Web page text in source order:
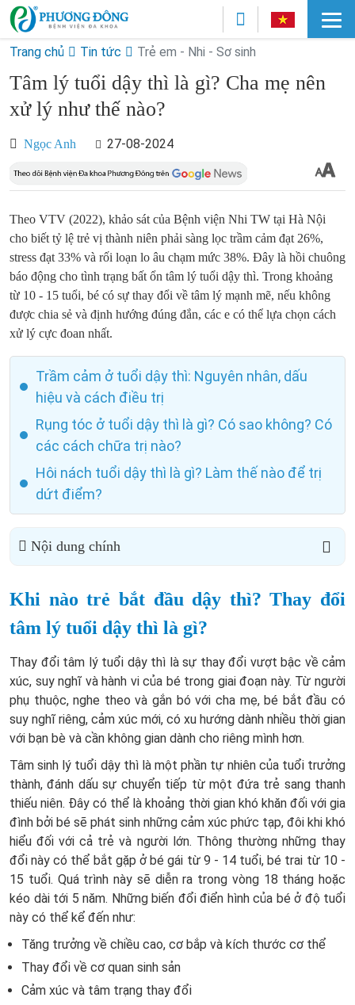
Trang chủ Tin tức Trẻ em - Nhi - Sơ sinh
Tâm lý tuổi dậy thì là gì? Cha mẹ nên
xử lý như thế nào?
Ngọc Anh 27-08-2024
Theo VTV (2022), khảo sát của Bệnh viện Nhi TW tại Hà Nội
cho biết tỷ lệ trẻ vị thành niên phải sàng lọc trầm cảm đạt 26%,
stress đạt 33% và rối loạn lo âu chạm mức 38%. Đây là hồi chuông
báo động cho tình trạng bất ổn tâm lý tuổi dậy thì. Trong khoảng
từ 10 - 15 tuổi, bé có sự thay đổi về tâm lý mạnh mẽ, nếu không
được chia sẻ và định hướng đúng đắn, các e có thể lựa chọn cách
xử lý cực đoan nhất.
Trầm cảm ở tuổi dậy thì: Nguyên nhân, dấu
hiệu và cách điều trị
Rụng tóc ở tuổi dậy thì là gì? Có sao không? Có
các cách chữa trị nào?
Hôi nách tuổi dậy thì là gì? Làm thế nào để trị
dứt điểm?
Nội dung chính
Khi nào trẻ bắt đầu dậy thì? Thay đổi
tâm lý tuổi dậy thì là gì?
Thay đổi tâm lý tuổi dậy thì là sự thay đổi vượt bậc về cảm
xúc, suy nghĩ và hành vi của bé trong giai đoạn này. Từ người
phụ thuộc, nghe theo và gắn bó với cha mẹ, bé bắt đầu có
suy nghĩ riêng, cảm xúc mới, có xu hướng dành nhiều thời gian
với bạn bè và cần không gian dành cho riêng mình hơn.
Tâm sinh lý tuổi dậy thì là một phần tự nhiên của tuổi trưởng
thành, đánh dấu sự chuyển tiếp từ một đứa trẻ sang thanh
thiếu niên. Đây có thể là khoảng thời gian khó khăn đối với gia
đình bởi bé sẽ phát sinh những cảm xúc phức tạp, đôi khi khó
hiểu đối với cả trẻ và người lớn. Thông thường những thay
đổi này có thể bắt gặp ở bé gái từ 9 - 14 tuổi, bé trai từ 10 -
15 tuổi. Quá trình này sẽ diễn ra trong vòng 18 tháng hoặc
kéo dài tới 5 năm. Những biến đổi điển hình của bé ở độ tuổi
này có thể kể đến như:
Tăng trưởng về chiều cao, cơ bắp và kích thước cơ thể
Thay đổi về cơ quan sinh sản
Cảm xúc và tâm trạng thay đổi